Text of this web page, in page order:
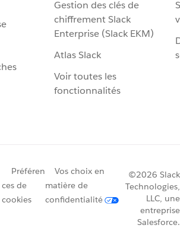
Gestion des clés de
chiffrement Slack
Enterprise (Slack EKM)
Atlas Slack
Voir toutes les
fonctionnalités
Préféren
ces de
cookies
Vos choix en
matière de
confidentialité
©2026 Slack
Technologies,
LLC, une
entreprise
Salesforce.